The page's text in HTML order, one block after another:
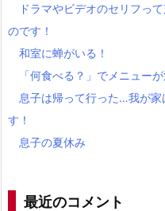
ドラマやビデオのセリフっ
のです！
和室に蝉がいる！
「何食べる？」でメニュー
息子は帰って行った…我が家
す！
息子の夏休み
最近のコメント